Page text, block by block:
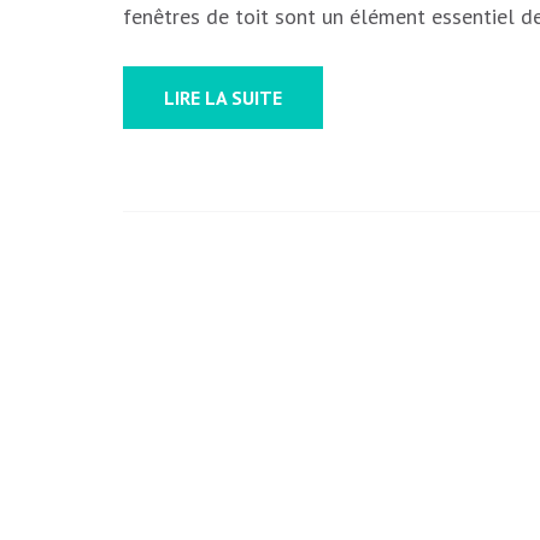
fenêtres de toit sont un élément essentiel
LIRE LA SUITE